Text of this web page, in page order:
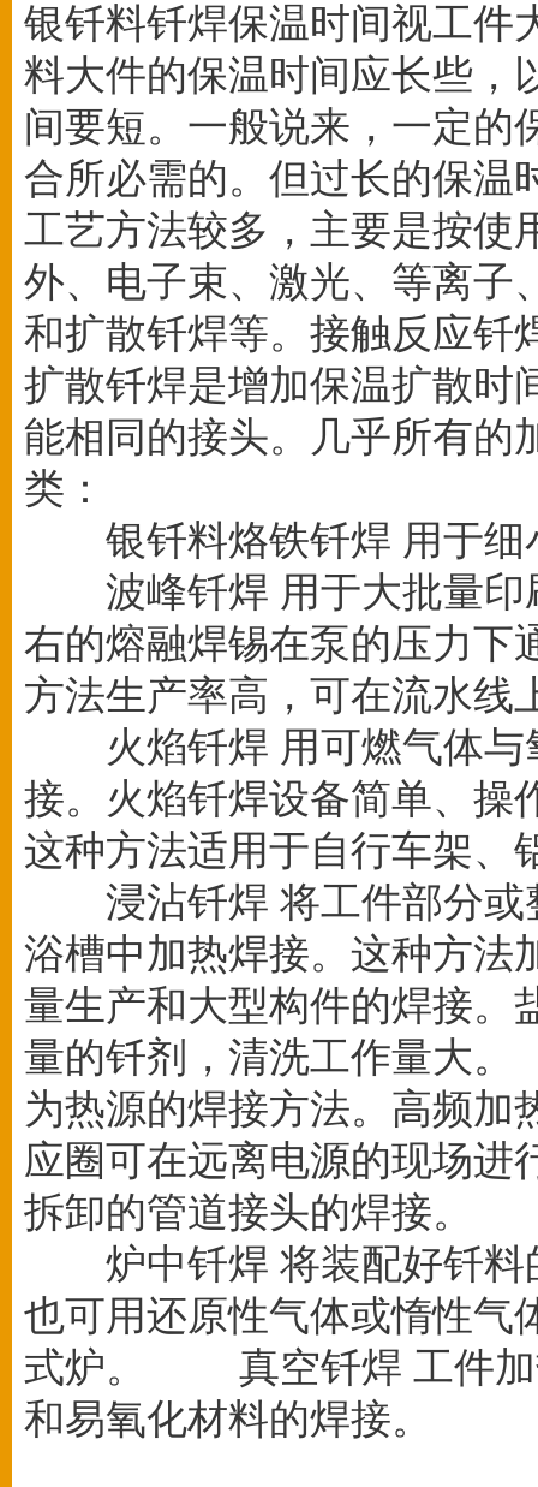
银钎料钎焊保温时间视工件
料大件的保温时间应长些，
间要短。一般说来，一定的
合所必需的。但过长的保
工艺方法较多，主要是按使
外、电子束、激光、等离子
和扩散钎焊等。接触反应钎
扩散钎焊是增加保温扩散时
能相同的接头。几乎所有的
类：
银钎料烙铁钎焊 用于细
波峰钎焊 用于大批量印
右的熔融焊锡在泵的压力下
方法生产率高，可在流水线
火焰钎焊 用可燃气体与
接。火焰钎焊设备简单、操
这种方法适用于自行车架、
浸沾钎焊 将工件部分或
浴槽中加热焊接。这种方法
量生产和大型构件的焊接。
量的钎剂，清洗工作量大
为热源的焊接方法。高频加
应圈可在远离电源的现场进
拆卸的管道接头的焊接。
炉中钎焊 将装配好钎料
也可用还原性气体或惰性气
式炉。 真空钎焊 工件加
和易氧化材料的焊接。